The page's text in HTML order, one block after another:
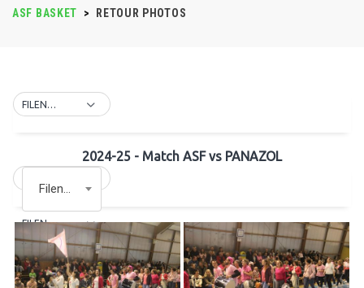
ASF BASKET > RETOUR PHOTOS
FILENAME
2024-25 - Match ASF vs PANAZOL
Filename
FILENAME